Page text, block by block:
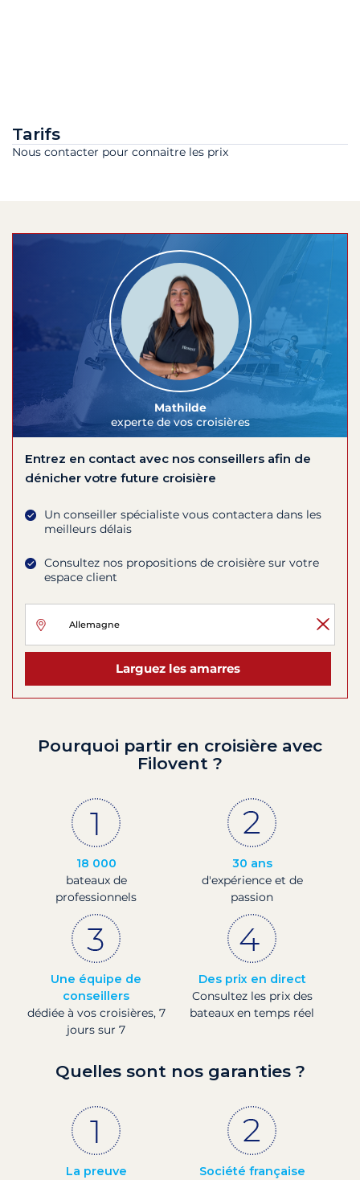
Tarifs
Nous contacter pour connaitre les prix
Mathilde
experte de vos croisières
Entrez en contact avec nos conseillers afin de
dénicher votre future croisière
Un conseiller spécialiste vous contactera dans les
meilleurs délais
Consultez nos propositions de croisière sur votre
espace client
Larguez les amarres
Pourquoi partir en croisière avec
Filovent ?
18 000
bateaux de
professionnels
30 ans
d'expérience et de
passion
Une équipe de
conseillers
dédiée à vos croisières, 7
jours sur 7
Des prix en direct
Consultez les prix des
bateaux en temps réel
Quelles sont nos garanties ?
La preuve
Société française